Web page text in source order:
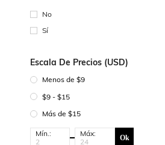
No
Sí
Escala De Precios (USD)
Menos de $9
$9 - $15
Más de $15
Mín.: Máx: Ok